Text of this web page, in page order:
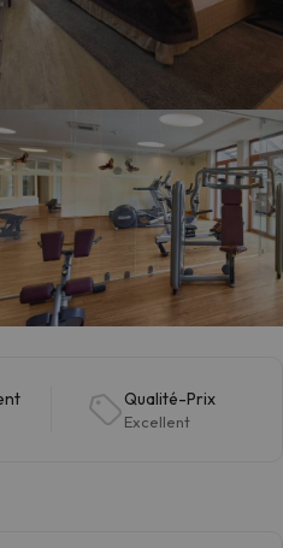
sa boussole, il reviendra.
Qualité-Prix
Excellent